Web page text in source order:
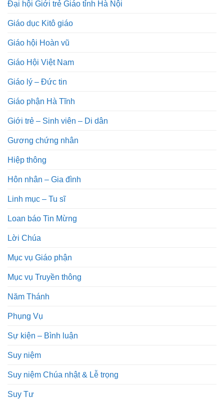
Đại hội Giới trẻ Giáo tỉnh Hà Nội
Giáo dục Kitô giáo
Giáo hội Hoàn vũ
Giáo Hội Việt Nam
Giáo lý – Đức tin
Giáo phận Hà Tĩnh
Giới trẻ – Sinh viên – Di dân
Gương chứng nhân
Hiệp thông
Hôn nhân – Gia đình
Linh mục – Tu sĩ
Loan báo Tin Mừng
Lời Chúa
Mục vụ Giáo phận
Mục vụ Truyền thông
Năm Thánh
Phụng Vụ
Sự kiện – Bình luận
Suy niệm
Suy niệm Chúa nhật & Lễ trọng
Suy Tư